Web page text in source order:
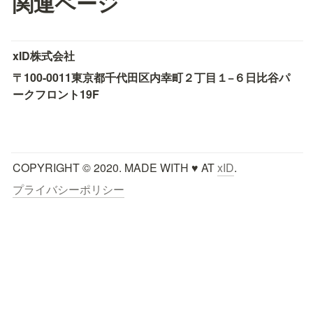
xID株式会社
〒100-0011東京都千代田区内幸町２丁目１−６ 日比谷パ
ークフロント19F
COPYRIGHT © 2020. MADE WITH ♥ AT xID.
プライバシーポリシー